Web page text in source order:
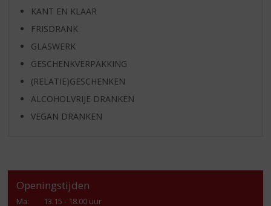
KANT EN KLAAR
FRISDRANK
GLASWERK
GESCHENKVERPAKKING
(RELATIE)GESCHENKEN
ALCOHOLVRIJE DRANKEN
VEGAN DRANKEN
Openingstijden
Ma:
13.15 - 18.00 uur